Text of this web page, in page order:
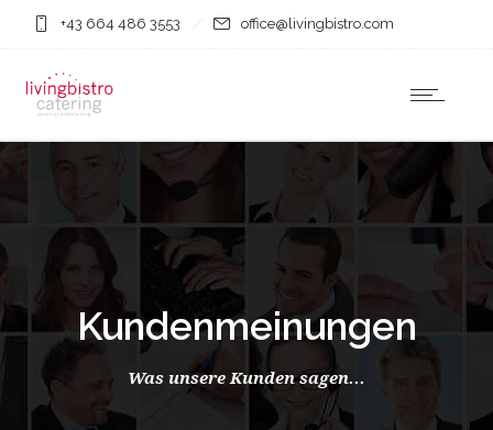
+43 664 486 3553 office@livingbistro.com
Kundenmeinungen
Was unsere Kunden sagen...